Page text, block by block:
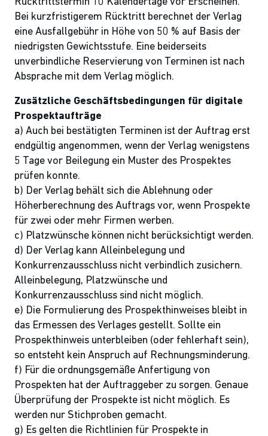
Bei kurzfristigerem Rücktritt berechnet der Verlag
eine Ausfallgebühr in Höhe von 50 % auf Basis der
niedrigsten Gewichtsstufe. Eine beiderseits
unverbindliche Reservierung von Terminen ist nach
Absprache mit dem Verlag möglich.
Zusätzliche Geschäftsbedingungen für digitale
Prospektaufträge
a) Auch bei bestätigten Terminen ist der Auftrag erst
endgültig angenommen, wenn der Verlag wenigstens
5 Tage vor Beilegung ein Muster des Prospektes
prüfen konnte.
b) Der Verlag behält sich die Ablehnung oder
Höherberechnung des Auftrags vor, wenn Prospekte
für zwei oder mehr Firmen werben.
c) Platzwünsche können nicht berücksichtigt werden.
d) Der Verlag kann Alleinbelegung und
Konkurrenzausschluss nicht verbindlich zusichern.
Alleinbelegung, Platzwünsche und
Konkurrenzausschluss sind nicht möglich.
e) Die Formulierung des Prospekthinweises bleibt in
das Ermessen des Verlages gestellt. Sollte ein
Prospekthinweis unterbleiben (oder fehlerhaft sein),
so entsteht kein Anspruch auf Rechnungsminderung.
f) Für die ordnungsgemäße Anfertigung von
Prospekten hat der Auftraggeber zu sorgen. Genaue
Überprüfung der Prospekte ist nicht möglich. Es
werden nur Stichproben gemacht.
g) Es gelten die Richtlinien für Prospekte in